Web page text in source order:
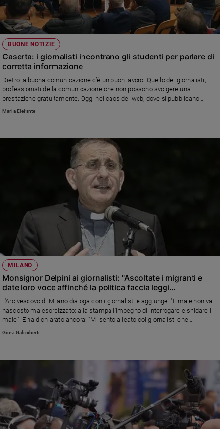
BUONE NOTIZIE
Caserta: i giornalisti incontrano gli studenti per parlare di
corretta informazione
Dietro la buona comunicazione c’è un buon lavoro. Quello dei giornalisti,
professionisti della comunicazione che non possono svolgere una
prestazione gratuitamente. Oggi nel caos del web, dove si pubblicano
notizie anche gratis, è sempre più difficile evitare le fake news e occorre
per raccontare ciò che accade, ma bisogna anche contemperare la voglia
di protagonismo dei cittadini che vogliono far sentire la loro voce. È qui il
discrimine tra il vero professionista, a cui si chiede accuratezza, e chi parla
da cittadino giornalista.
Maria Elefante
MILANO
Monsignor Delpini ai giornalisti: "Ascoltate i migranti e
date loro voce affinché la politica faccia leggi
lungimiranti"
L'Arcivescovo di Milano dialoga con i giornalisti e aggiunge: "Il male non va
nascosto ma esorcizzato: alla stampa l'impegno di interrogare e snidare il
male". E ha dichiarato ancora: "Mi sento alleato coi giornalisti che
promuovono tra i cittadini la responsabilità".
Giusi Galimberti